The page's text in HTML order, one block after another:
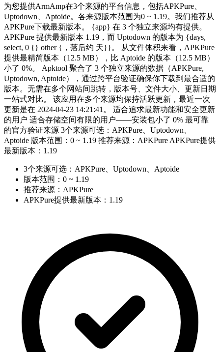
为您提供ArmAmp在3个来源的平台信息，包括APKPure、
Uptodown、Aptoide。各来源版本范围为0 ~ 1.19。我们推荐从
APKPure下载最新版本。 {app} 在 3 个独立来源均有提供。
APKPure 提供最新版本 1.19，而 Uptodown 的版本为 {days,
select, 0 {} other {，落后约 天}}。 从文件体积来看，APKPure
提供最精简版本（12.5 MB），比 Aptoide 的版本（12.5 MB）
小了 0%。 Apktool 聚合了 3 个独立来源的数据（APKPure,
Uptodown, Aptoide），通过跨平台验证确保你下载到最合适的
版本。无需在多个网站间跳转，版本号、文件大小、更新日期
一站式对比。 该应用在多个来源均保持活跃更新，最近一次
更新是在 2024-04-23 14:21:41。 适合追求最新功能和安全更新
的用户 适合存储空间有限的用户——安装包小了 0% 最可靠
的官方验证来源 3个来源可选：APKPure、Uptodown、
Aptoide 版本范围：0 ~ 1.19 推荐来源：APKPure APKPure提供
最新版本：1.19
3个来源可选：APKPure、Uptodown、Aptoide
版本范围：0 ~ 1.19
推荐来源：APKPure
APKPure提供最新版本：1.19